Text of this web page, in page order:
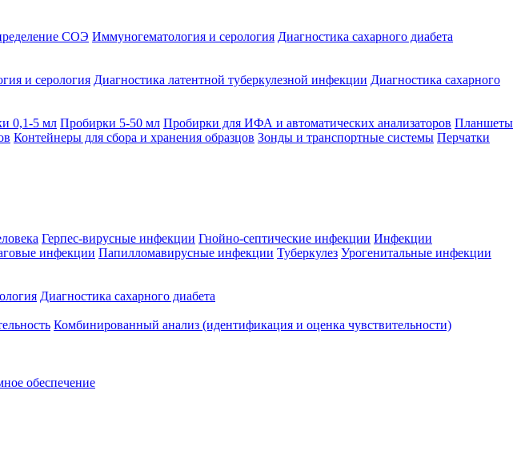
СОЭ Иммуногематология и серология Диагностика сахарного диабета
и серология Диагностика латентной туберкулезной инфекции Диагностика сахарного
0,1-5 мл Пробирки 5-50 мл Пробирки для ИФА и автоматических анализаторов Планшеты
Контейнеры для сбора и хранения образцов Зонды и транспортные системы Перчатки
Герпес-вирусные инфекции Гнойно-септические инфекции Инфекции
инфекции Папилломавирусные инфекции Туберкулез Урогенитальные инфекции
Диагностика сахарного диабета
Комбинированный анализ (идентификация и оценка чувствительности)
обеспечение